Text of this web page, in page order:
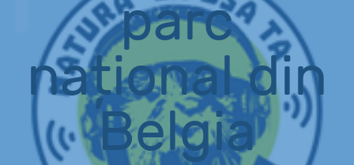
parc
național din
Belgia